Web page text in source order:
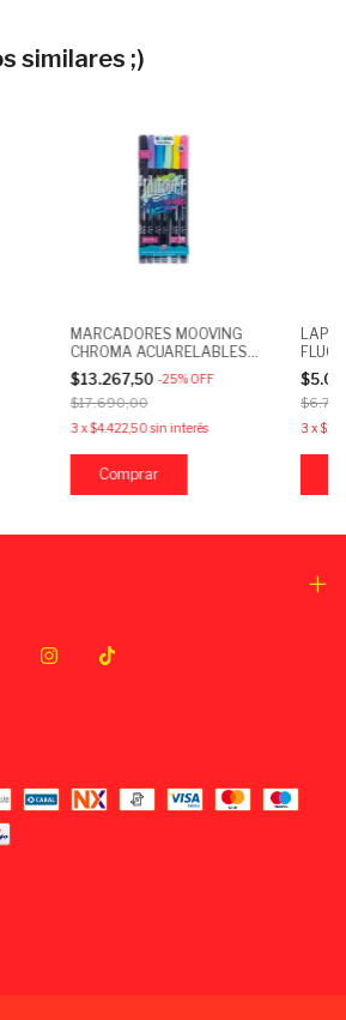
similares ;)
MARCADORES MOOVING
CHROMA ACUARELABLES
DOBLE PUNTA X6
COLORES
$13.267,50 -25%OFF
$17.690,00
3 x$4.422,50 sin interés
FLUO
3 x